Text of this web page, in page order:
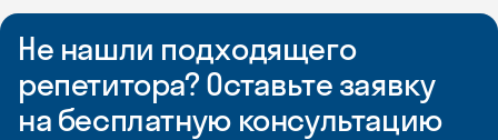
Не нашли подходящего
репетитора? Оставьте заявку
на бесплатную консультацию